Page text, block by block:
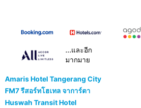
...และอีก
มากมาย
Amaris Hotel Tangerang City
FM7 รีสอร์ทโฮเทล จาการ์ตา
Huswah Transit Hotel